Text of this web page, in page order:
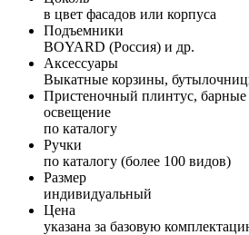
в цвет фасадов или корпуса
Подъемники
BOYARD (Россия) и др.
Аксессуары
Выкатные корзины,
Пристеночный плинтус, барные
освещение
по каталогу
Ручки
по каталогу (более 100 видов)
Размер
индивидуальный
Цена
указана за базовую